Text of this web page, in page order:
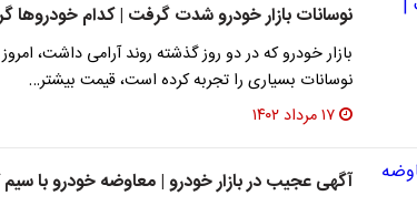
نوسانات بازار خودرو شدت گرفت | کدام خودروها
بازار خودرو که در دو روز گذشته روند آرامی داشت،
نوسانات بسیاری را تجربه کرده است، قیمت بیشتر…
۱۷ مرداد ۱۴۰۲
آگهی عجیب در بازار خودرو | معاوضه خودرو با